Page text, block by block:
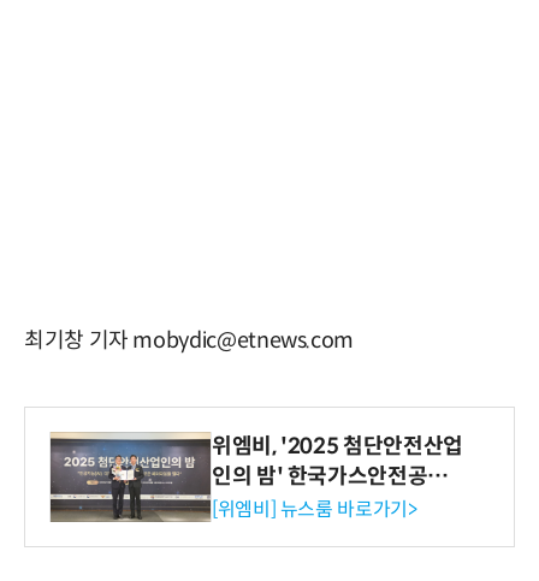
최기창 기자 mobydic@etnews.com
위엠비, '2025 첨단안전산업
인의 밤' 한국가스안전공사
사장상 수상
[위엠비] 뉴스룸 바로가기>